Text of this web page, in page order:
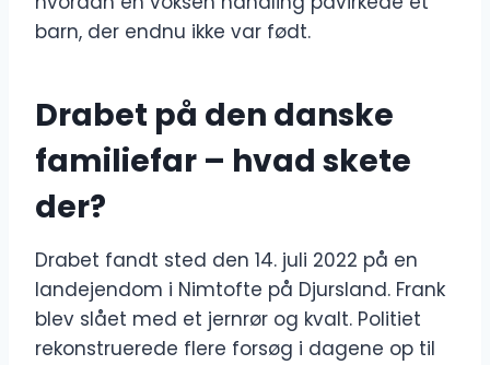
barn, der endnu ikke var født.
Drabet på den danske
familiefar – hvad skete
der?
Drabet fandt sted den 14. juli 2022 på en
landejendom i Nimtofte på Djursland. Frank
blev slået med et jernrør og kvalt. Politiet
rekonstruerede flere forsøg i dagene op til